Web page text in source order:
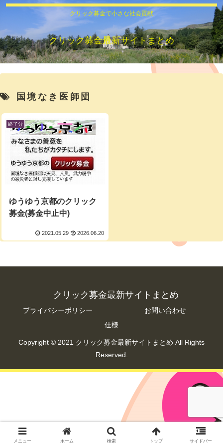
クリック募金で小さな社会貢献
クリック募金最新サイトまとめ
国境なき医師団
終了分
ゆうゆう京都のクリック
募金(募金中止中)
2021.05.29 2026.06.20
クリック募金最新サイトまとめ
プライバシーポリシー
お問い合わせ
仕様
Copyright © 2021 クリック募金最新サイトまとめ All Rights
Reserved.
メニュー ホーム 検索 トップ サイドバー